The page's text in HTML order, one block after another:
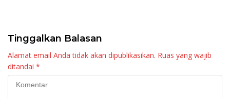
Tinggalkan Balasan
Alamat email Anda tidak akan dipublikasikan. Ruas yang wajib
ditandai *